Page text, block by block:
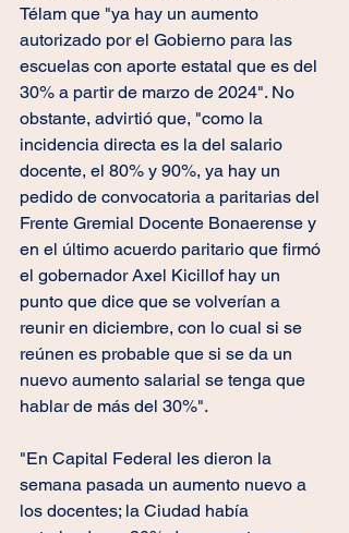
Télam que "ya hay un aumento
autorizado por el Gobierno para las
escuelas con aporte estatal que es del
30% a partir de marzo de 2024". No
obstante, advirtió que, "como la
incidencia directa es la del salario
docente, el 80% y 90%, ya hay un
pedido de convocatoria a paritarias del
Frente Gremial Docente Bonaerense y
en el último acuerdo paritario que firmó
el gobernador Axel Kicillof hay un
punto que dice que se volverían a
reunir en diciembre, con lo cual si se
reúnen es probable que si se da un
nuevo aumento salarial se tenga que
hablar de más del 30%".
"En Capital Federal les dieron la
semana pasada un aumento nuevo a
los docentes; la Ciudad había